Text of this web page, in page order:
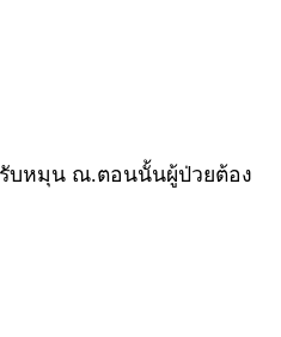
รับหมุน ณ.ตอนนั้นผู้ป่วยต้อง